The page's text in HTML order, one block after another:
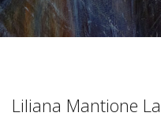
Liliana Mantione